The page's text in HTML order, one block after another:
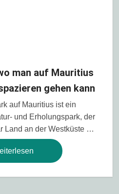
man auf Mauritius
gehen kann
auf Mauritius ist ein
und Erholungspark, der
Land an der Westküste …